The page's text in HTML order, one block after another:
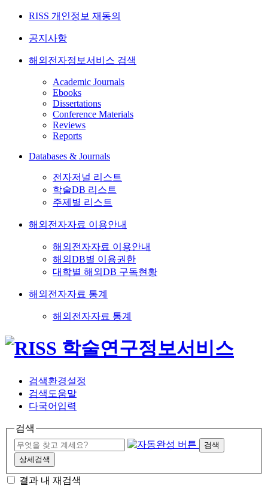
RISS 개인정보 재동의
공지사항
해외전자정보서비스 검색
Academic Journals
Ebooks
Dissertations
Conference Materials
Reviews
Reports
Databases & Journals
전자저널 리스트
학술DB 리스트
주제별 리스트
해외전자자료 이용안내
해외전자자료 이용안내
해외DB별 이용권한
대학별 해외DB 구독현황
해외전자자료 통계
해외전자자료 통계
검색환경설정
검색도움말
다국어입력
검색
검색
상세검색
결과 내 재검색